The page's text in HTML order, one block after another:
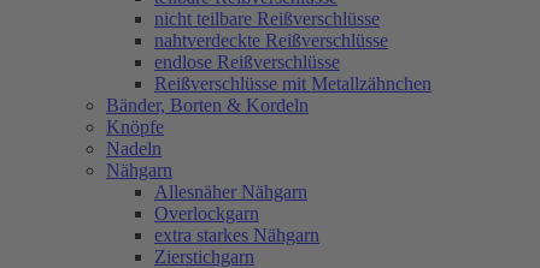
nicht teilbare Reißverschlüsse
nahtverdeckte Reißverschlüsse
endlose Reißverschlüsse
Reißverschlüsse mit Metallzähnchen
Bänder, Borten & Kordeln
Knöpfe
Nadeln
Nähgarn
Allesnäher Nähgarn
Overlockgarn
extra starkes Nähgarn
Zierstichgarn